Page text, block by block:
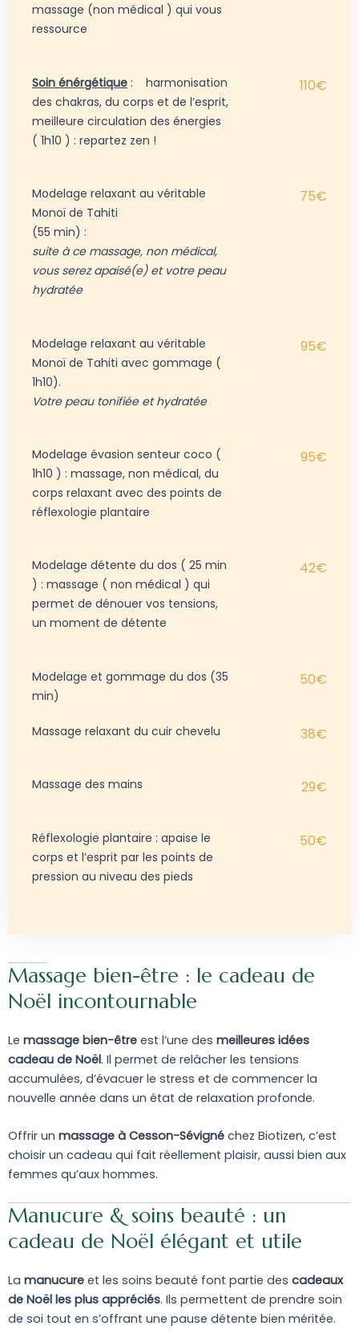
massage (non médical ) qui vous
ressource
Soin énérgétique :
harmonisation
des chakras, du corps et de l’esprit,
meilleure circulation des énergies
( 1h10 ) : repartez zen !
110€
Modelage relaxant au véritable
Monoï de Tahiti
(55 min) :
suite à ce massage, non médical,
vous serez apaisé(e) et votre peau
hydratée
75€
Modelage relaxant au véritable
Monoï de Tahiti avec gommage (
1h10).
Votre peau tonifiée et hydratée
95€
Modelage évasion senteur coco (
1h10 ) : massage, non médical, du
corps relaxant avec des points de
réflexologie plantaire
95€
Modelage détente du dos ( 25 min
) : massage ( non médical ) qui
permet de dénouer vos tensions,
un moment de détente
42€
Modelage et gommage du dos (35
min)
50€
Massage relaxant du cuir chevelu 38€
Massage des mains 29€
Réflexologie plantaire : apaise le
corps et l’esprit par les points de
pression au niveau des pieds
50€
Massage bien-être : le cadeau de
Noël incontournable
Le massage bien-être est l’une des meilleures idées
cadeau de Noël. Il permet de relâcher les tensions
accumulées, d’évacuer le stress et de commencer la
nouvelle année dans un état de relaxation profonde.
Offrir un massage à Cesson-Sévigné chez Biotizen, c’est
choisir un cadeau qui fait réellement plaisir, aussi bien aux
femmes qu’aux hommes.
Manucure & soins beauté : un
cadeau de Noël élégant et utile
La manucure et les soins beauté font partie des cadeaux
de Noël les plus appréciés. Ils permettent de prendre soin
de soi tout en s’offrant une pause détente bien méritée.